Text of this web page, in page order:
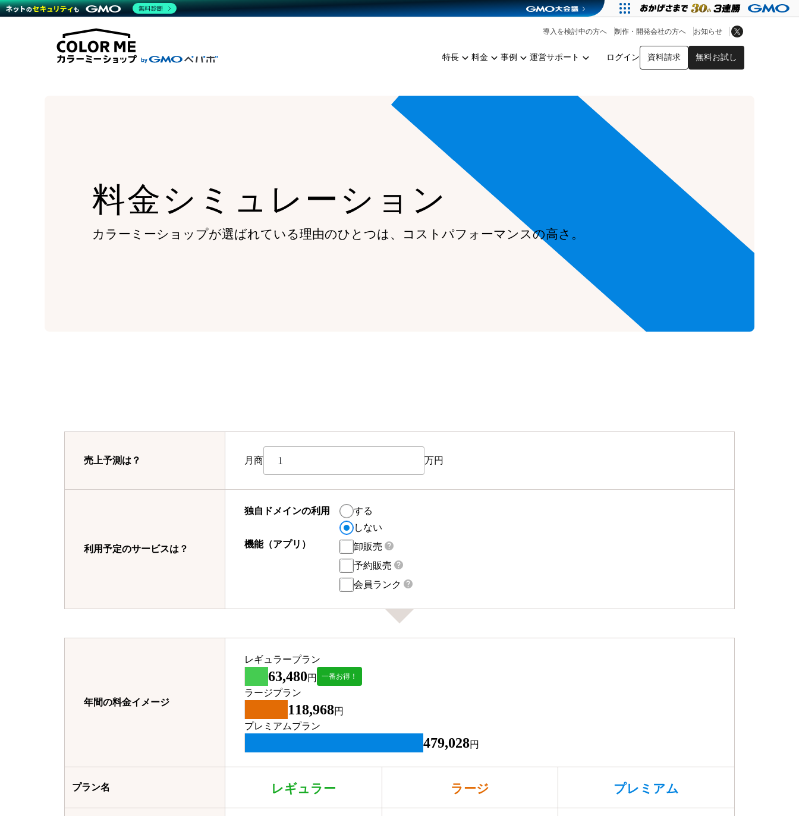
特長 料金 事例 運営サポート ログイン 資料請求 無料お試し
導入を検討中の方へ 制作・開発会社の方へ お知らせ
商材一覧を見る
機能一覧を見る
WordPress導入
複数店舗との連携
雑貨販売 アプリストア
料金
プラン・料金一覧を見る
料金シミュレーション
事例
運営サポート
サポート一覧を見る
コミュニティイベントCarty
料金シミュレーション
カラーミーショップが選ばれている理由のひとつは、 コストパフォーマンスの高さ。
売上予測は？ 月商 万円
利用予定のサービスは？
独自ドメインの利用
する
しない
機能（アプリ）
卸販売
予約販売
会員ランク
年間の料金イメージ
レギュラープラン
63,480円 一番お得！
ラージプラン
118,968円
プレミアムプラン
479,028円
プラン名 レギュラー ラージ プレミアム
無料診断